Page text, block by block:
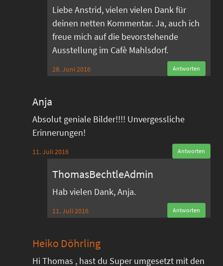
Liebe Anstrid, vielen vielen Dank für
deinen netten Kommentar. Ja, auch ich
freue mich auf die bevorstehende
Ausstellung im Cafè Mahlsdorf.
28. Juni 2016 Antworten
Anja
Absolut geniale Bilder!!!! Unvergessliche
Erinnerungen!
11. Juli 2016 Antworten
ThomasBechtleAdmin
Hab vielen Dank, Anja.
11. Juli 2016 Antworten
Heiko Döhrling
Hi Thomas , hast du Super umgesetzt mit den